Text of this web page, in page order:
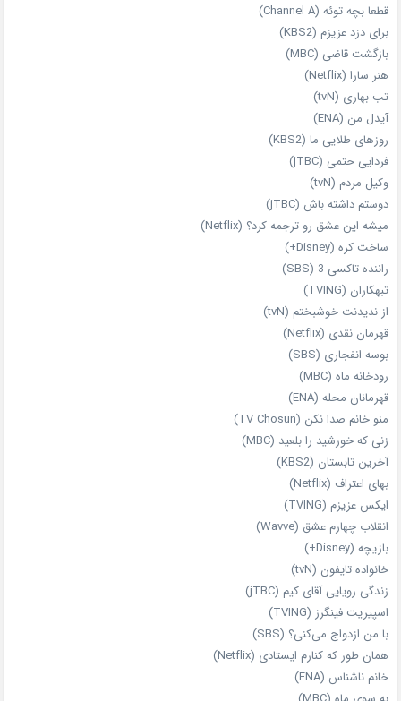
قطعا بچه توئه (Channel A)
برای دزد عزیزم (KBS2)
بازگشت قاضی (MBC)
هنر سارا (Netflix)
تب بهاری (tvN)
آیدل من (ENA)
روزهای طلایی ما (KBS2)
فردایی حتمی (jTBC)
وکیل مردم (tvN)
دوستم داشته باش (jTBC)
میشه این عشق رو ترجمه کرد؟ (Netflix)
ساخت کره (Disney+)
راننده تاکسی 3 (SBS)
تبهکاران (TVING)
از ندیدنت خوشبختم (tvN)
قهرمان نقدی (Netflix)
بوسه انفجاری (SBS)
رودخانه ماه (MBC)
قهرمانان محله (ENA)
منو خانم صدا نکن (TV Chosun)
زنی که خورشید را بلعید (MBC)
آخرین تابستان (KBS2)
بهای اعتراف (Netflix)
ایکس عزیزم (TVING)
انقلاب چهارم عشق (Wavve)
بازیچه (Disney+)
خانواده تایفون (tvN)
زندگی رویایی آقای کیم (jTBC)
اسپیریت فینگرز (TVING)
با من ازدواج می‌کنی؟ (SBS)
همان‌ طور که کنارم ایستادی (Netflix)
خانم ناشناس (ENA)